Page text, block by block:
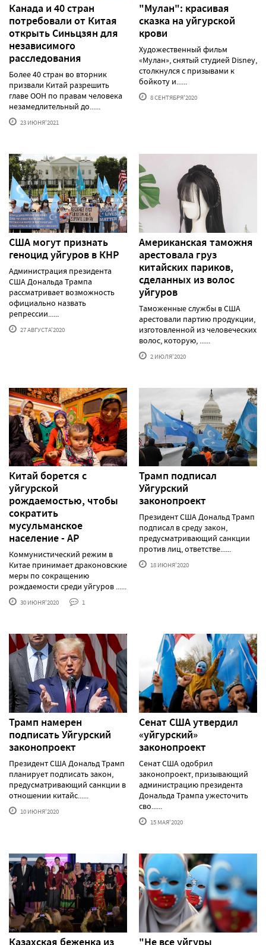
Канада и 40 стран
потребовали от Китая
открыть Синьцзян для
независимого
расследования
Более 40 стран во вторник
призвали Китай разрешить
главе ООН по правам человека
незамедлительный до......
23 ИЮНЯ'2021
"Мулан": красивая
сказка на уйгурской
крови
Художественный фильм
«Мулан», снятый студией Disney,
столкнулся с призывами к
бойкоту и......
8 СЕНТЯБРЯ'2020
США могут признать
геноцид уйгуров в КНР
Администрация президента
США Дональда Трампа
рассматривает возможность
официально назвать
репрессии......
27 АВГУСТА'2020
Американская таможня
арестовала груз
китайских париков,
сделанных из волос
уйгуров
Таможенные службы в США
арестовали партию продукции,
изготовленной из человеческих
волос, которую, ......
2 ИЮЛЯ'2020
Китай борется с
уйгурской
рождаемостью, чтобы
сократить
мусульманское
население - AP
Коммунистический режим в
Китае принимает драконовские
меры по сокращению
рождаемости среди уйгуров ......
30 ИЮНЯ'2020 1
Трамп подписал
Уйгурский
законопроект
Президент США Дональд Трамп
подписал в среду закон,
предусматривающий санкции
против лиц, ответстве......
18 ИЮНЯ'2020
Трамп намерен
подписать Уйгурский
законопроект
Президент США Дональд Трамп
планирует подписать закон,
предусматривающий санкции в
отношении китайс......
10 ИЮНЯ'2020
Сенат США утвердил
«уйгурский»
законопроект
Сенат США одобрил
законопроект, призывающий
администрацию президента
Дональда Трампа ужесточить
сво......
15 МАЯ'2020
Казахская беженка из "Не все уйгуры